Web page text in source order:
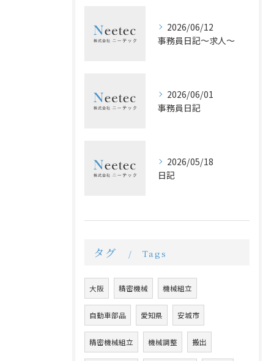
2026/06/12
事務員日記〜求人〜
2026/06/01
事務員日記
2026/05/18
日記
タグ Tags
大阪 精密機械 機械組立
自動車部品 愛知県 安城市
精密機械組立 機械調整 搬出